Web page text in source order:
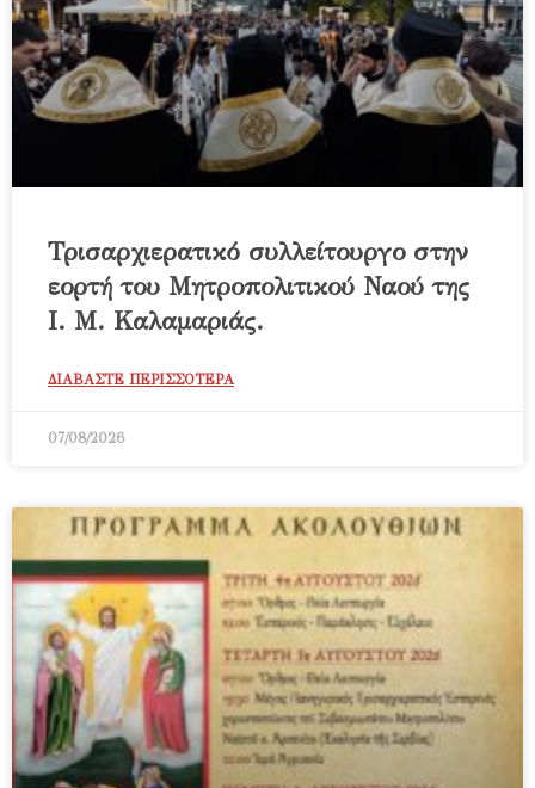
Τρισαρχιερατικό συλλείτουργο στην
εορτή του Μητροπολιτικού Ναού της
Ι. Μ. Καλαμαριάς.
ΔΙΑΒΑΣΤΕ ΠΕΡΙΣΣΟΤΕΡΑ
07/08/2026